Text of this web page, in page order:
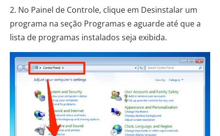
2. No Painel de Controle, clique em Desinstalar um
programa na seção Programas e aguarde até que a
lista de programas instalados seja exibida.